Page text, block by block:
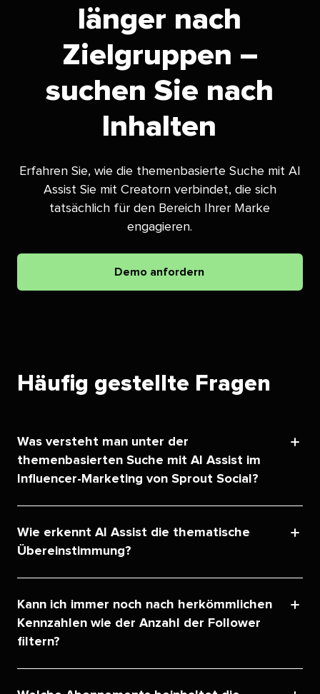
länger nach
Zielgruppen –
suchen Sie nach
Inhalten​​
Erfahren Sie, wie die themenbasierte Suche mit AI
Assist Sie mit Creatorn verbindet, die sich
tatsächlich für den Bereich Ihrer Marke
engagieren.​​
Demo anfordern​​
Häufig gestellte Fragen​​
Was versteht man unter der
themenbasierten Suche mit AI Assist im
Influencer-Marketing von Sprout Social?​​
Wie erkennt AI Assist die thematische
Übereinstimmung?​​
Kann ich immer noch nach herkömmlichen
Kennzahlen wie der Anzahl der Follower
filtern?​​